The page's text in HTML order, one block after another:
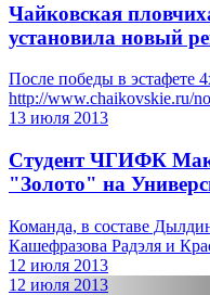
Чайковская
установила новый
После победы в эстафете
http://www.chaikovskie.ru/
13 июля 2013
Студент ЧГИФК
"Золото" на
Команда, в составе
Кашефразова Радэля и
12 июля 2013
12 июля 2013